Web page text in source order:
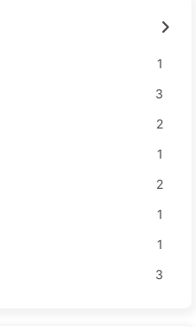
1
3
2
1
2
1
1
3